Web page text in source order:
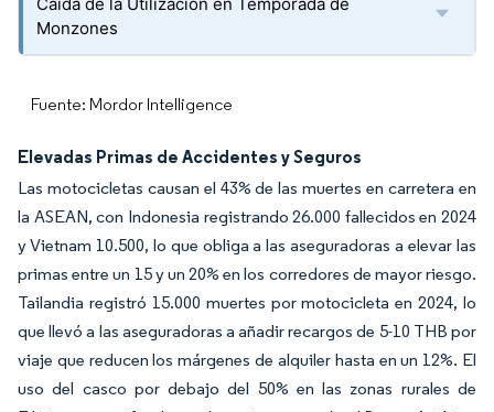
Monzones
Fuente: Mordor Intelligence
Elevadas Primas de Accidentes y Seguros
Las motocicletas causan el 43% de las muertes en carretera en
la ASEAN, con Indonesia registrando 26.000 fallecidos en 2024
y Vietnam 10.500, lo que obliga a las aseguradoras a elevar las
primas entre un 15 y un 20% en los corredores de mayor riesgo.
Tailandia registró 15.000 muertes por motocicleta en 2024, lo
que llevó a las aseguradoras a añadir recargos de 5-10 THB por
viaje que reducen los márgenes de alquiler hasta en un 12%. El
uso del casco por debajo del 50% en las zonas rurales de